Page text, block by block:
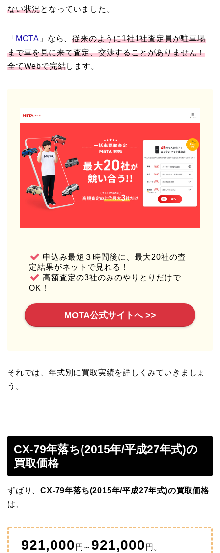
ない状況となっていました。
「 MOTA 」なら、従来のように1社1社査定員が駐車場
まで車を見に来て査定、交渉することがありません！
全てWebで完結します。
申込み最短３時間後に、最大20社の査
定結果がネットで見れる！
高額査定の3社のみのやりとりだけで
OK！
MOTA公式サイトへ >>
それでは、年式別に買取実績を詳しくみていきましょ
う。
CX-79年落ち(2015年/平成27年式)の
買取価格
ずばり、CX-79年落ち(2015年/平成27年式)の買取価格
は、
921,000 円～ 921,000 円。